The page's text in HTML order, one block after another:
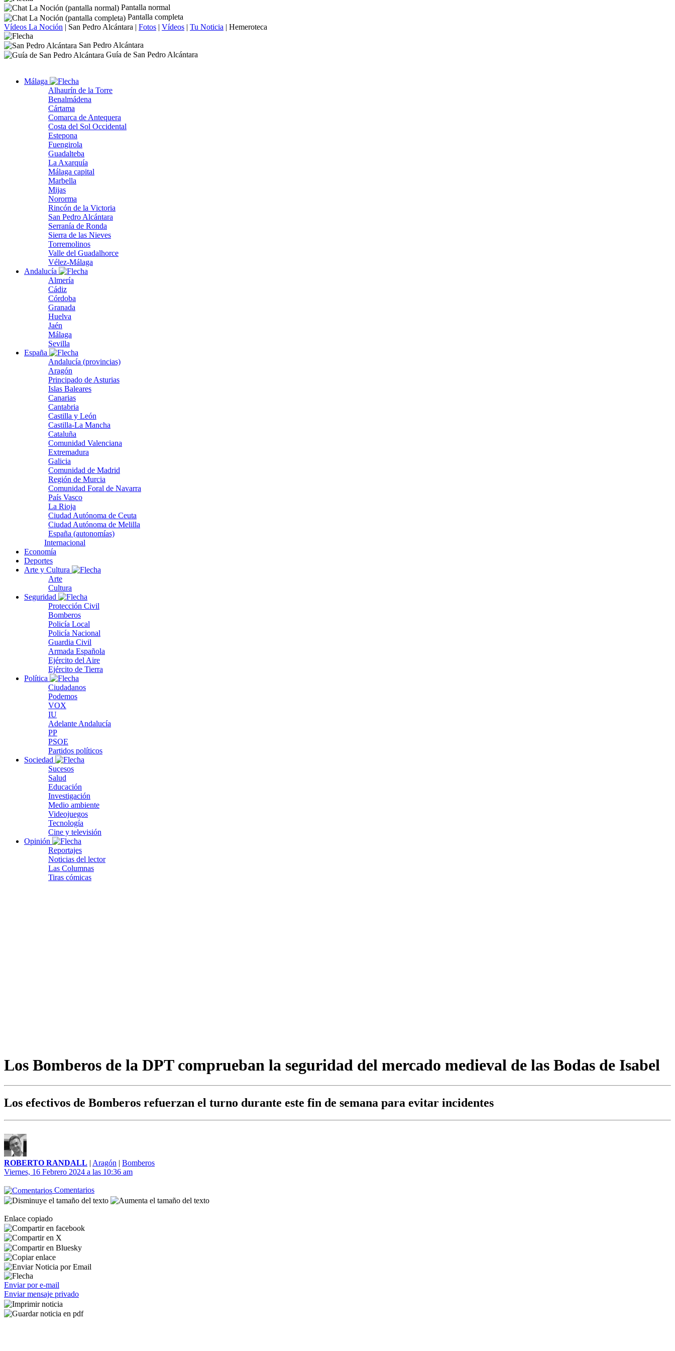
Pantalla normal
Pantalla completa
Vídeos La Noción | San Pedro Alcántara | Fotos | Vídeos | Tu Noticia | Hemeroteca
San Pedro Alcántara
Guía de San Pedro Alcántara
Málaga
Alhaurín de la Torre
Benalmádena
Cártama
Comarca de Antequera
Costa del Sol Occidental
Estepona
Fuengirola
Guadalteba
La Axarquía
Málaga capital
Marbella
Mijas
Nororma
Rincón de la Victoria
San Pedro Alcántara
Serranía de Ronda
Sierra de las Nieves
Torremolinos
Valle del Guadalhorce
Vélez-Málaga
Andalucía
Almería
Cádiz
Córdoba
Granada
Huelva
Jaén
Málaga
Sevilla
España
Andalucía (provincias)
Aragón
Principado de Asturias
Islas Baleares
Canarias
Cantabria
Castilla y León
Castilla-La Mancha
Cataluña
Comunidad Valenciana
Extremadura
Galicia
Comunidad de Madrid
Región de Murcia
Comunidad Foral de Navarra
País Vasco
La Rioja
Ciudad Autónoma de Ceuta
Ciudad Autónoma de Melilla
España (autonomías)
Internacional
Economía
Deportes
Arte y Cultura
Arte
Cultura
Seguridad
Protección Civil
Bomberos
Policía Local
Policía Nacional
Guardia Civil
Armada Española
Ejército del Aire
Ejército de Tierra
Política
Ciudadanos
Podemos
VOX
IU
Adelante Andalucía
PP
PSOE
Partidos políticos
Sociedad
Sucesos
Salud
Educación
Investigación
Medio ambiente
Videojuegos
Tecnología
Cine y televisión
Opinión
Reportajes
Noticias del lector
Las Columnas
Tiras cómicas
Los Bomberos de la DPT comprueban la seguridad del mercado medieval de las Bodas de Isabel
Los efectivos de Bomberos refuerzan el turno durante este fin de semana para evitar incidentes
ROBERTO RANDALL | Aragón | Bomberos
Viernes, 16 Febrero 2024 a las 10:36 am
Comentarios
Enlace copiado
Enviar por e-mail
Enviar mensaje privado